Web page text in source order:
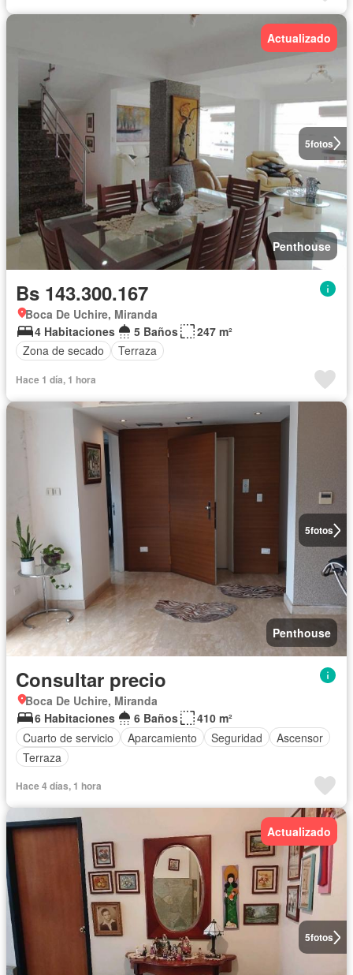
5fotos
Actualizado
Penthouse
Bs 143.300.167
Boca De Uchire, Miranda
4 Habitaciones
5 Baños
247 m²
Zona de secado
Terraza
Hace 1 día, 1 hora
5fotos
Penthouse
Consultar precio
Boca De Uchire, Miranda
6 Habitaciones
6 Baños
410 m²
Cuarto de servicio
Aparcamiento Seguridad
Ascensor
Terraza
Hace 4 días, 1 hora
5fotos
Actualizado